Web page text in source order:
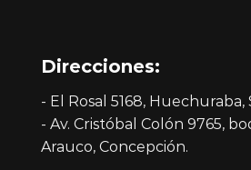
Direcciones:
- El Rosal 5168, Huechuraba,
- Av. Cristóbal Colón 9765,
Arauco, Concepción.